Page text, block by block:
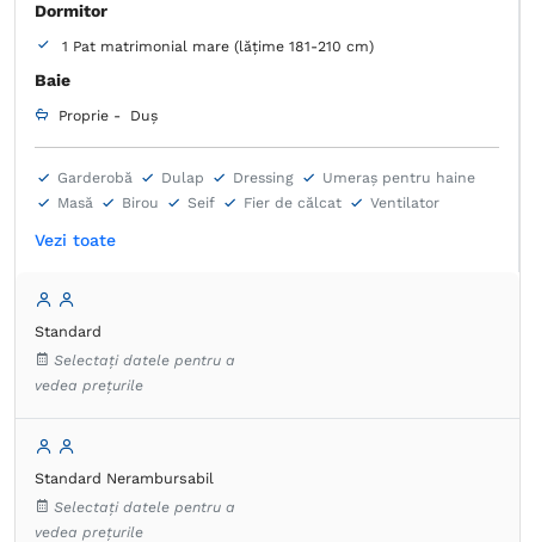
Dormitor
1 Pat matrimonial mare (lățime 181-210 cm)
Baie
Proprie - Duș
Garderobă Dulap Dressing
Umeraș pentru haine
Masă
Birou Seif Fier de călcat
Ventilator
Articole de toaletă gratuite
Uscător de păr
Produse de curățenie
Vezi toate
Standard
Selectați datele pentru a
vedea prețurile
Standard Nerambursabil
Selectați datele pentru a
vedea prețurile